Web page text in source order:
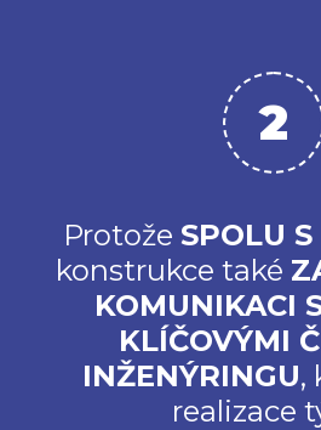
Protože SPOLU
konstrukce také
KOMUNIKACI
KLÍČOVÝMI
INŽENÝRINGU,
realizace